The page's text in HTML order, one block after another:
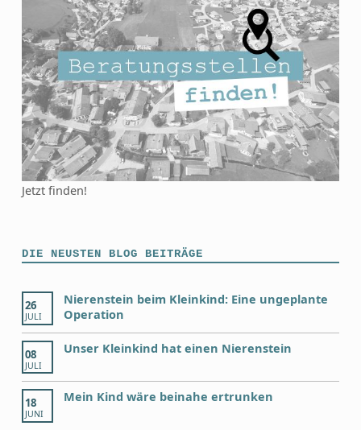
Jetzt finden!
DIE NEUSTEN BLOG BEITRÄGE
26
JULI
Nierenstein beim Kleinkind: Eine ungeplante
Operation
08
JULI
Unser Kleinkind hat einen Nierenstein
18
JUNI
Mein Kind wäre beinahe ertrunken